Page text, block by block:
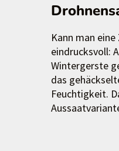
Kann man
eindrucksvoll:
Wintergerste
das
Feuchtigkeit.